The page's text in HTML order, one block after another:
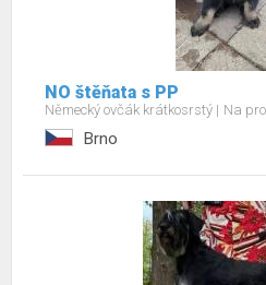
NO štěňata s PP
Německý ovčák krátkosrstý Na
Brno